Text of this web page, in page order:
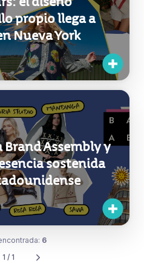
el diseño
propio llega a
Nueva York
Brand Assembly y
sostenida